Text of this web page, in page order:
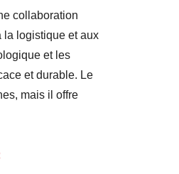
collaboration
la logistique et aux
et les
et durable. Le
mais il offre